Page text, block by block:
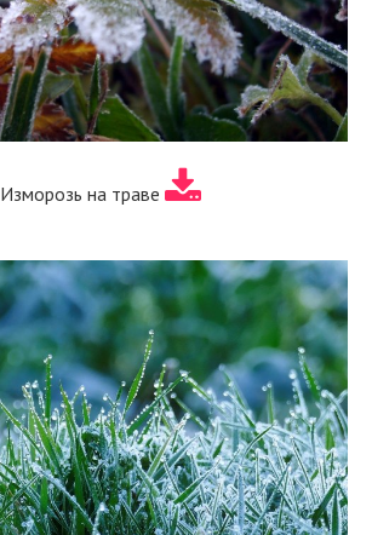
Изморозь на траве